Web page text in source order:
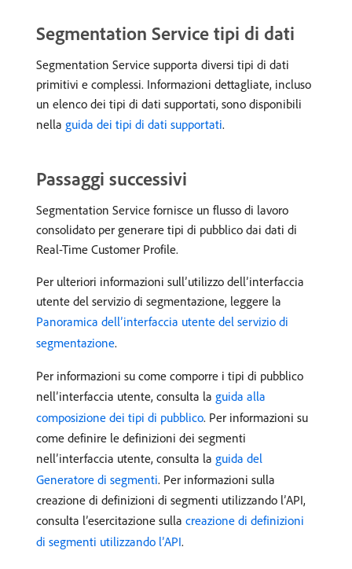
Segmentation Service tipi di dati
Segmentation Service supporta diversi tipi di dati
primitivi e complessi. Informazioni dettagliate, incluso
un elenco dei tipi di dati supportati, sono disponibili
nella guida dei tipi di dati supportati.
Passaggi successivi
Segmentation Service fornisce un flusso di lavoro
consolidato per generare tipi di pubblico dai dati di
Real-Time Customer Profile.
Per ulteriori informazioni sull’utilizzo dell’interfaccia
utente del servizio di segmentazione, leggere la
Panoramica dell’interfaccia utente del servizio di
segmentazione.
Per informazioni su come comporre i tipi di pubblico
nell’interfaccia utente, consulta la guida alla
composizione dei tipi di pubblico. Per informazioni su
come definire le definizioni dei segmenti
nell’interfaccia utente, consulta la guida del
Generatore di segmenti. Per informazioni sulla
creazione di definizioni di segmenti utilizzando l’API,
consulta l’esercitazione sulla creazione di definizioni
di segmenti utilizzando l’API.